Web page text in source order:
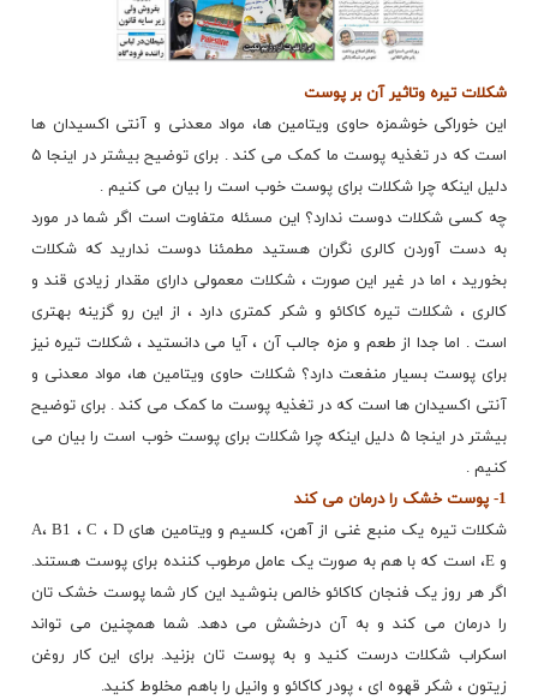
شکلات تیره وتاثیر آن بر پوست
این خوراکی خوشمزه حاوی ویتامین ها، مواد معدنی و آنتی اکسیدان ها
است که در تغذیه پوست ما کمک می کند . برای توضیح بیشتر در اینجا ۵
دلیل اینکه چرا شکلات برای پوست خوب است را بیان می کنیم .
چه کسی شکلات دوست ندارد؟ این مسئله متفاوت است اگر شما در مورد
به دست آوردن کالری نگران هستید مطمئنا دوست ندارید که شکلات
بخورید ، اما در غیر این صورت ، شکلات معمولی دارای مقدار زیادی قند و
کالری ، شکلات تیره کاکائو و شکر کمتری دارد ، از این رو گزینه بهتری
است . اما جدا از طعم و مزه جالب آن ، آیا می دانستید ، شکلات تیره نیز
برای پوست بسیار منفعت دارد؟ شکلات حاوی ویتامین ها، مواد معدنی و
آنتی اکسیدان ها است که در تغذیه پوست ما کمک می کند . برای توضیح
بیشتر در اینجا ۵ دلیل اینکه چرا شکلات برای پوست خوب است را بیان می
کنیم .
1- پوست خشک را درمان می کند
شکلات تیره یک منبع غنی از آهن، کلسیم و ویتامین های A، B1 ، C ، D
و E، است که با هم به صورت یک عامل مرطوب کننده برای پوست هستند.
اگر هر روز یک فنجان کاکائو خالص بنوشید این کار شما پوست خشک تان
را درمان می کند و به آن درخشش می دهد. شما همچنین می تواند
اسکراب شکلات درست کنید و به پوست تان بزنید. برای این کار روغن
زیتون ، شکر قهوه ای ، پودر کاکائو و وانیل را باهم مخلوط کنید.